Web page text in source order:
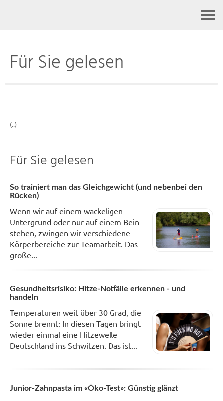
Für Sie gelesen
(..)
Für Sie gelesen
So trainiert man das Gleichgewicht (und nebenbei den
Rücken)
Wenn wir auf einem wackeligen
Untergrund oder nur auf einem Bein
stehen, zwingen wir verschiedene
Körperbereiche zur Teamarbeit. Das
große...
Gesundheitsrisiko: Hitze-Notfälle erkennen - und
handeln
Temperaturen weit über 30 Grad, die
Sonne brennt: In diesen Tagen bringt
wieder einmal eine Hitzewelle
Deutschland ins Schwitzen. Das ist...
Junior-Zahnpasta im «Öko-Test»: Günstig glänzt